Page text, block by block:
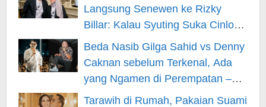
Langsung Senewen ke Rizky
Billar: Kalau Syuting Suka Cinlok?
– Berita Hiburan
Beda Nasib Gilga Sahid vs Denny
Caknan sebelum Terkenal, Ada
yang Ngamen di Perempatan –
Berita Hiburan
Tarawih di Rumah, Pakaian Suami